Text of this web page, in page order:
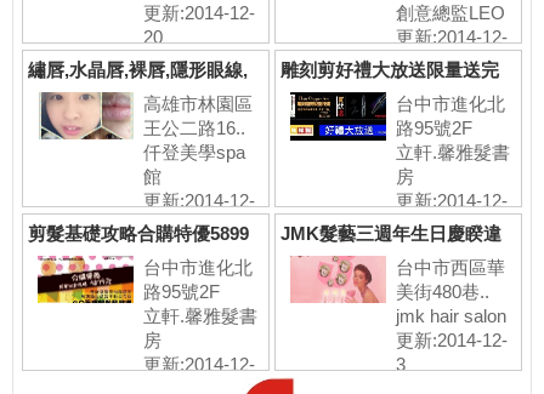
更新:2014-12-
20
創意總監LEO
更新:2014-12-
17
繡唇,水晶唇,裸唇,隱形眼線,
屏東高
高雄市林園區
王公二路16..
仟登美學spa
館
更新:2014-12-
6
雕刻剪好禮大放送限量送完
為止!
台中市進化北
路95號2F
立軒.馨雅髮書
房
更新:2014-12-
4
剪髮基礎攻略合購特優5899
元
台中市進化北
路95號2F
立軒.馨雅髮書
房
更新:2014-12-
JMK髮藝三週年生日慶睽違
許久.燙染
台中市西區華
美街480巷..
jmk hair salon
更新:2014-12-
3